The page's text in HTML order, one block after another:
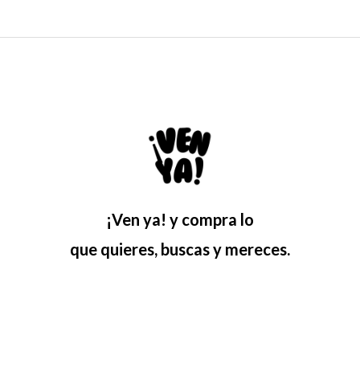
¡Ven ya! y compra lo
que quieres, buscas y mereces.